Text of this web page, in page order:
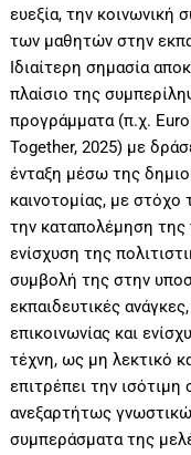
ευεξία, την κοινωνική
των μαθητών στην
Ιδιαίτερη σημασία
πλαίσιο της
προγράμματα (π.χ.
Together, 2025) με
ένταξη μέσω της
καινοτομίας, με
την καταπολέμηση
ενίσχυση της
συμβολή της στην
εκπαιδευτικές
επικοινωνίας και
τέχνη, ως μη λεκτικό
επιτρέπει την
ανεξαρτήτως
συμπεράσματα της